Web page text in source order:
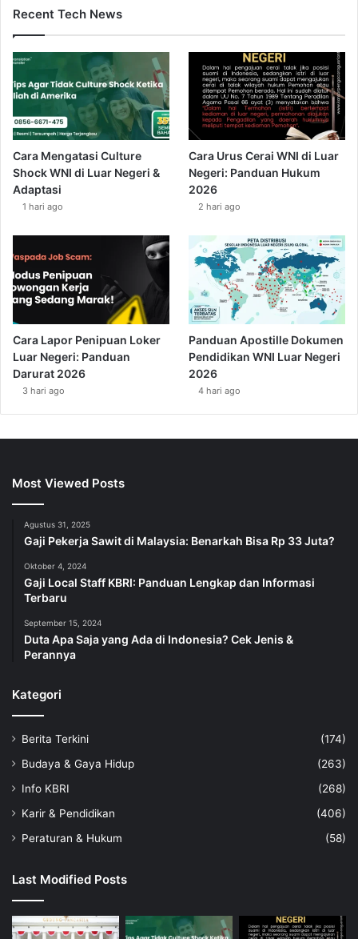
Recent Tech News
Cara Mengatasi Culture
Shock WNI di Luar Negeri &
Adaptasi
1 hari ago
Cara Urus Cerai WNI di Luar
Negeri: Panduan Hukum
2026
2 hari ago
Cara Lapor Penipuan Loker
Luar Negeri: Panduan
Darurat 2026
3 hari ago
Panduan Apostille Dokumen
Pendidikan WNI Luar Negeri
2026
4 hari ago
Most Viewed Posts
Agustus 31, 2025
Gaji Pekerja Sawit di Malaysia: Benarkah Bisa Rp 33 Juta?
Oktober 4, 2024
Gaji Local Staff KBRI: Panduan Lengkap dan Informasi
Terbaru
September 15, 2024
Duta Apa Saja yang Ada di Indonesia? Cek Jenis &
Perannya
Kategori
Berita Terkini
(174)
Budaya & Gaya Hidup
(263)
Info KBRI
(268)
Karir & Pendidikan
(406)
Peraturan & Hukum
(58)
Last Modified Posts